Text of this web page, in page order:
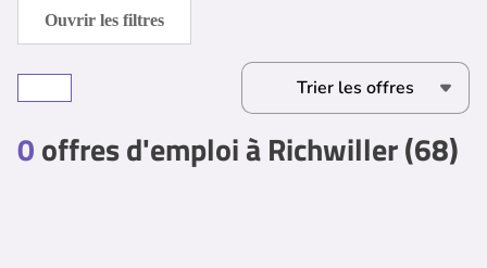
0offres d'emploi à Richwiller (68)
Ouvrir les filtres